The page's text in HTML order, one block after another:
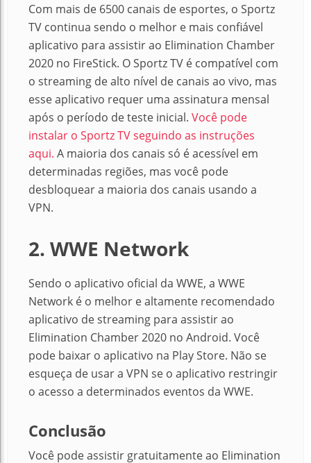
Com mais de 6500 canais de esportes, o Sportz
TV continua sendo o melhor e mais confiável
aplicativo para assistir ao Elimination Chamber
2020 no FireStick. O Sportz TV é compatível com
o streaming de alto nível de canais ao vivo, mas
esse aplicativo requer uma assinatura mensal
após o período de teste inicial. Você pode
instalar o Sportz TV seguindo as instruções
aqui. A maioria dos canais só é acessível em
determinadas regiões, mas você pode
desbloquear a maioria dos canais usando a
VPN.
2. WWE Network
Sendo o aplicativo oficial da WWE, a WWE
Network é o melhor e altamente recomendado
aplicativo de streaming para assistir ao
Elimination Chamber 2020 no Android. Você
pode baixar o aplicativo na Play Store. Não se
esqueça de usar a VPN se o aplicativo restringir
o acesso a determinados eventos da WWE.
Conclusão
Você pode assistir gratuitamente ao Elimination